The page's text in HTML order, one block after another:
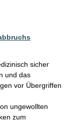
sicher
und das
vor Übergriffen
ungewollten
zum